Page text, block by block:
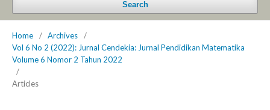
Search
Home / Archives
/
Vol 6 No 2 (2022): Jurnal Cendekia: Jurnal Pendidikan Matematika
Volume 6 Nomor 2 Tahun 2022
/
Articles